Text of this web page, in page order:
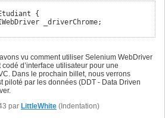
{
_driverChrome;
ChromeDriver()
().GoToUrl("http://
vu comment utiliser Selenium WebDriver
d’interface utilisateur pour une
Dans le prochain billet, nous verrons
piloté par les données (DDT - Data Driven
par LittleWhite (Indentation)